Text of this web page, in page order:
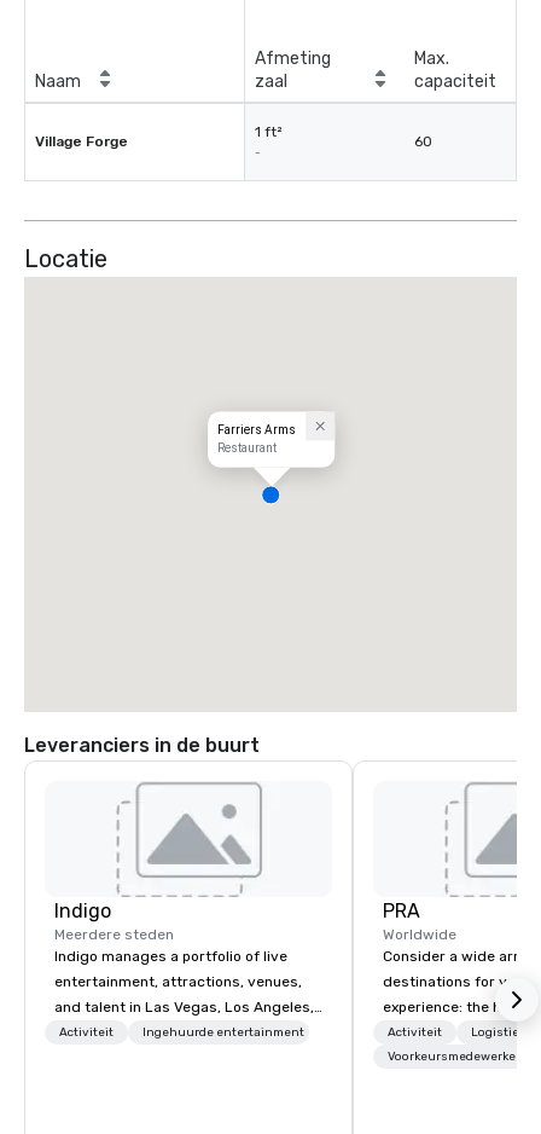
Naam
Afmeting
zaal
Max.
capaciteit
Village Forge
1 ft²
-
60
Locatie
Farriers Arms
Restaurant
Leveranciers in de buurt
Indigo
Meerdere steden
Indigo manages a portfolio of live
entertainment, attractions, venues,
and talent in Las Vegas, Los Angeles,
and Atlantic City. We specialize in
Activiteit Ingehuurde entertainment
PRA
Worldwide
Consider a wide array
destinations for your
experience: the
charming South, all-
Midwest, or
Activiteit
Logistiek/
Voorkeursmedewerkers